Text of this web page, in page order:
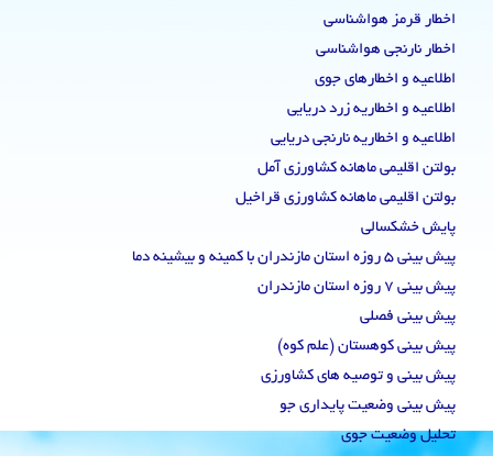
اخطار قرمز هواشناسی
اخطار نارنجی هواشناسی
اطلاعیه و اخطارهای جوی
اطلاعیه و اخطاریه زرد دریایی
اطلاعیه و اخطاریه نارنجی دریایی
بولتن اقلیمی ماهانه کشاورزی آمل
بولتن اقلیمی ماهانه کشاورزی قراخیل
پایش خشکسالی
پیش بینی 5 روزه استان مازندران با کمینه و بیشینه دما
پیش بینی 7 روزه استان مازندران
پیش بینی فصلی
پیش بینی کوهستان (علم کوه)
پیش بینی و توصیه های کشاورزی
پیش بینی وضعیت پایداری جو
تحلیل وضعیت جوی